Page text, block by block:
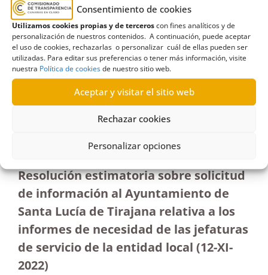
Consentimiento de cookies
Utilizamos cookies propias y de terceroscon fines analíticos y de
personalización de nuestros contenidos. A continuación, puede aceptar
el uso de cookies, rechazarlas o personalizar cuál de ellas pueden ser
utilizadas. Para editar sus preferencias o tener más información, visite
nuestra Política de cookiesde nuestro sitio web.
Aceptar y visitar el sitio web
Rechazar cookies
Personalizar opciones
R390/2022
03/04/2023
Solicitud de información al Ayuntamiento de Santa
servicio de la entidad|Estimatoria
Resolución estimatoria sobre solicitud
de información al Ayuntamiento de
Santa Lucía de Tirajana relativa a los
informes de necesidad de las jefaturas
de servicio de la entidad local (12-XI-
2022)